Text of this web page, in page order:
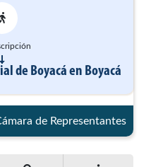
de Boyacáen Boyacá
de Representantes